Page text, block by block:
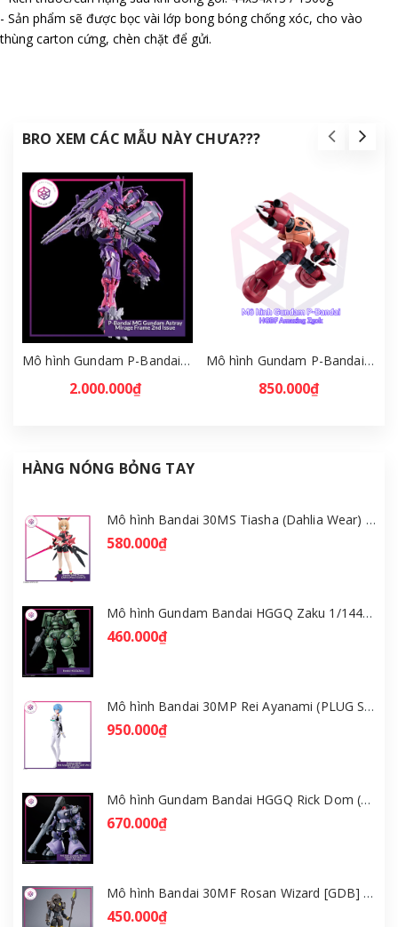
- Sản phẩm sẽ được bọc vài lớp bong bóng chống xóc, cho vào
thùng carton cứng, chèn chặt để gửi.
BRO XEM CÁC MẪU NÀY CHƯA???
Mô hình Gundam P-Bandai MG Gundam Astray Mirage Frame 2nd Issue [GDB] [BMG]
2.000.000₫
Mô hình Gundam P-Bandai HGBF Amazing Zgok 1/144 [GDB] [BHG]
850.000₫
HÀNG NÓNG BỎNG TAY
Mô hình Bandai 30MS Tiasha (Dahlia Wear) [Color B] [GDB] [30MS]
580.000₫
Mô hình Gundam Bandai HGGQ Zaku 1/144 – MSG GQuuuuuuX [GDB] [BHG]
460.000₫
Mô hình Bandai 30MP Rei Ayanami (PLUG SUIT Ver.) – Evangelion [GDB] [30MP]
950.000₫
Mô hình Gundam Bandai HGGQ Rick Dom (Gaia / Ortega) 1/144 [GDB] [BHG]
670.000₫
Mô hình Bandai 30MF Rosan Wizard [GDB] [30MF]
450.000₫